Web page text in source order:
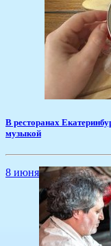
​В ресторанах
музыкой
8 июня